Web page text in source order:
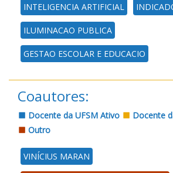
INTELIGENCIA ARTIFICIAL
ILUMINACAO PUBLICA
GESTAO ESCOLAR E EDUCACIO
Coautores:
Docente da UFSM Ativo
Docente
Outro
VINÍCIUS MARAN